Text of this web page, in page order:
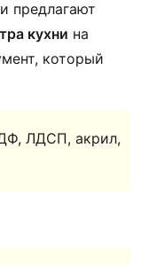
предлагают
кухни на
который
ЛДСП, акрил,